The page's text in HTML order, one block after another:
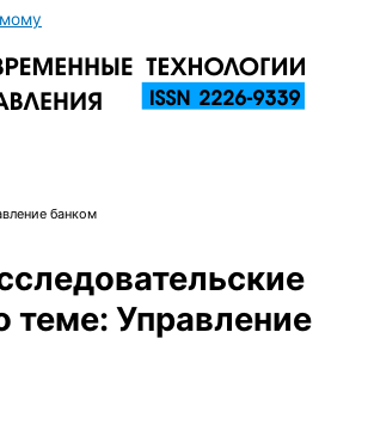
банком
теме: Управление